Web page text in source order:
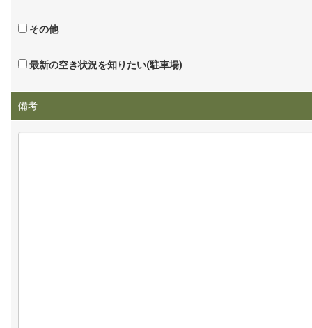
その他
最新の空き状況を知りたい(駐車場)
備考